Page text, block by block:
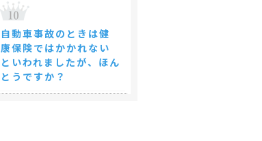
自動車事故のときは健
康保険ではかかれない
といわれましたが、ほん
とうですか？